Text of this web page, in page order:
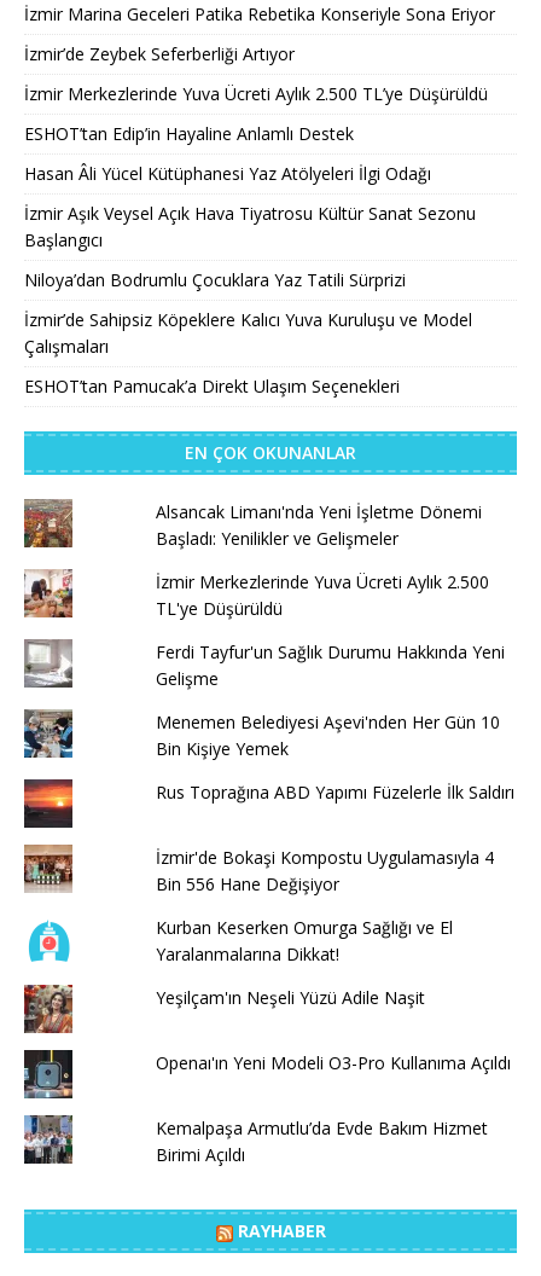
İzmir Marina Geceleri Patika Rebetika Konseriyle Sona Eriyor
İzmir’de Zeybek Seferberliği Artıyor
İzmir Merkezlerinde Yuva Ücreti Aylık 2.500 TL’ye Düşürüldü
ESHOT’tan Edip’in Hayaline Anlamlı Destek
Hasan Âli Yücel Kütüphanesi Yaz Atölyeleri İlgi Odağı
İzmir Aşık Veysel Açık Hava Tiyatrosu Kültür Sanat Sezonu
Başlangıcı
Niloya’dan Bodrumlu Çocuklara Yaz Tatili Sürprizi
İzmir’de Sahipsiz Köpeklere Kalıcı Yuva Kuruluşu ve Model
Çalışmaları
ESHOT’tan Pamucak’a Direkt Ulaşım Seçenekleri
EN ÇOK OKUNANLAR
Alsancak Limanı'nda Yeni İşletme Dönemi
Başladı: Yenilikler ve Gelişmeler
İzmir Merkezlerinde Yuva Ücreti Aylık 2.500
TL'ye Düşürüldü
Ferdi Tayfur'un Sağlık Durumu Hakkında Yeni
Gelişme
Menemen Belediyesi Aşevi'nden Her Gün 10
Bin Kişiye Yemek
Rus Toprağına ABD Yapımı Füzelerle İlk Saldırı
İzmir'de Bokaşi Kompostu Uygulamasıyla 4
Bin 556 Hane Değişiyor
Kurban Keserken Omurga Sağlığı ve El
Yaralanmalarına Dikkat!
Yeşilçam'ın Neşeli Yüzü Adile Naşit
Openaı'ın Yeni Modeli O3-Pro Kullanıma Açıldı
Kemalpaşa Armutlu’da Evde Bakım Hizmet
Birimi Açıldı
RAYHABER